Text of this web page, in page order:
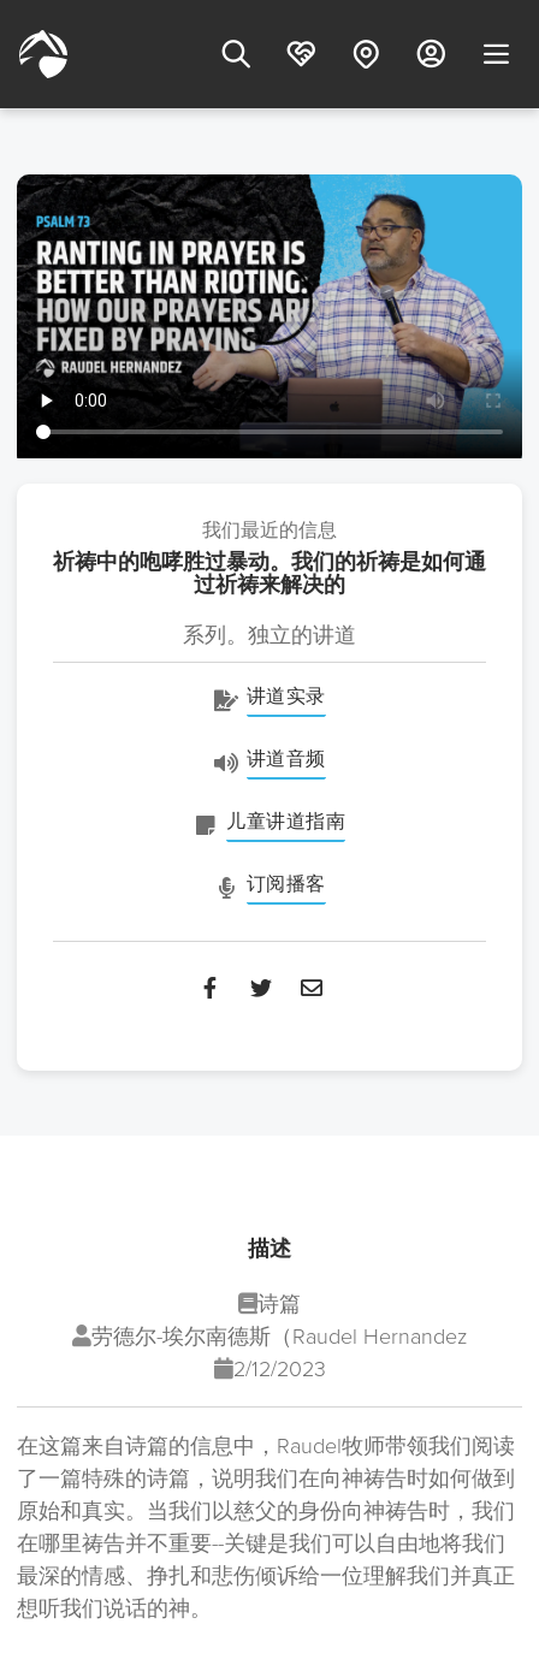
我们最近的信息
祈祷中的咆哮胜过暴动。我们的祈祷是如何通
过祈祷来解决的
系列。独立的讲道
讲道实录
讲道音频
儿童讲道指南
订阅播客
描述
诗篇
劳德尔-埃尔南德斯（Raudel Hernandez
2/12/2023
在这篇来自诗篇的信息中，Raudel牧师带领我们阅读
了一篇特殊的诗篇，说明我们在向神祷告时如何做到
原始和真实。当我们以慈父的身份向神祷告时，我们
在哪里祷告并不重要--关键是我们可以自由地将我们
最深的情感、挣扎和悲伤倾诉给一位理解我们并真正
想听我们说话的神。